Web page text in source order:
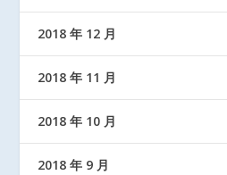
2018 年 12 月
2018 年 11 月
2018 年 10 月
2018 年 9 月